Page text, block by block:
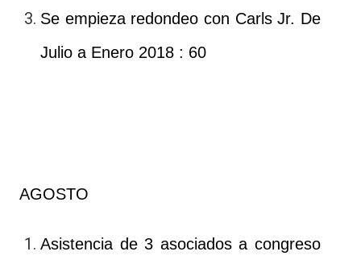
Se empieza redondeo con Carls Jr. De
Julio a Enero 2018 : 60
AGOSTO
Asistencia de 3 asociados a congreso